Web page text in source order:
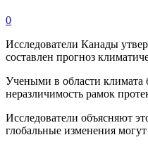
0
Исследователи Канады
составлен прогноз
Учеными в области климата
неразличимость рамок
Исследователи объясняют
глобальные изменения